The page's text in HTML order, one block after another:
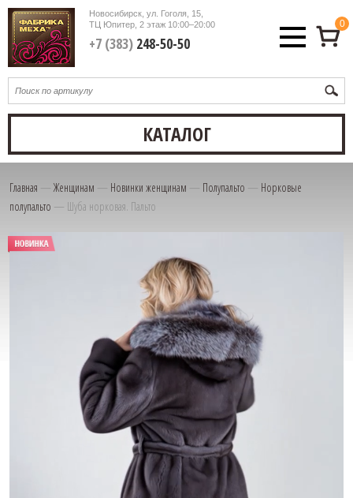
Новосибирск, ул. Гоголя, 15,
ТЦ Юпитер, 2 этаж10:00–20:00
+7 (383)248-50-50
0
КАТАЛОГ
Главная — Женщинам — Новинки женщинам — Полупальто — Норковые
полупальто — Шуба норковая. Пальто